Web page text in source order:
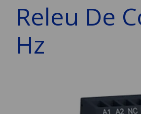
Releu De
Hz